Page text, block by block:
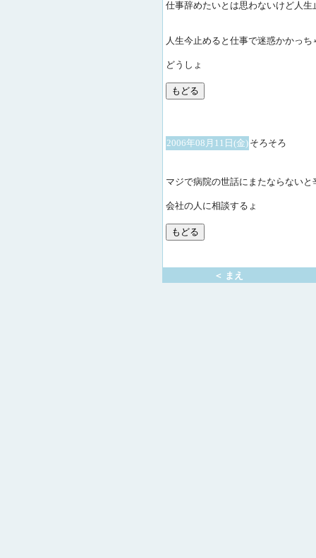
仕事辞めたいとは思わないけど人生
人生今止めると仕事で迷惑かかっ
どうしょ
2006年08月11日(金) そろそろ
マジで病院の世話にまたならないと
会社の人に相談するょ
＜ まえ